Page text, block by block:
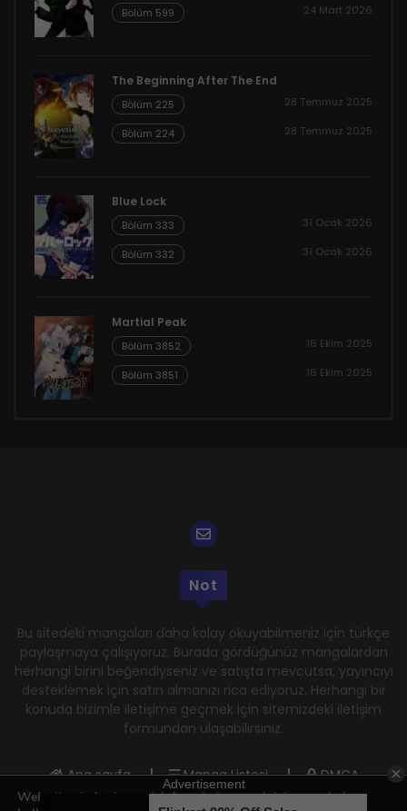
Bölüm 599 24 Mart 2026
The Beginning After The End
Bölüm 225 28 Temmuz 2025
Bölüm 224 28 Temmuz 2025
Blue Lock
Bölüm 333 31 Ocak 2026
Bölüm 332 31 Ocak 2026
Martial Peak
Bölüm 3852 16 Ekim 2025
Bölüm 3851 16 Ekim 2025
Not
Bu sitedeki mangaları daha kolay okuyabilmeniz için türkçe
paylaşmaya çalışıyoruz. Burada gördüğünüz mangalardan
herhangi birini beğendiyseniz ve satışta mevcutsa, yayıncıyı
desteklemek için satın almanızı rica ediyoruz. Herhangi bir
konuda bizimle iletişime geçmek için sitemizdeki iletişim
formundan ulaşabilirsiniz.
Ana sayfa Manga Listesi
DMCA
Gizlilik Politikası
Kullanım Şartları
Web sitemizde size en iyi deneyimi sunmak için çerezleri